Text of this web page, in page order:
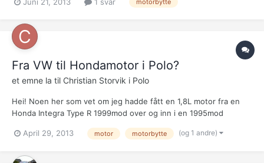
motorbytte
Fra VW til Hondamotor i Polo?
et emne la til Christian Storvik i Polo
Hei! Noen her som vet om jeg hadde fått en 1,8L motor fra en
Honda Integra Type R 1999mod over og inn i en 1995mod
April 29, 2013
motor motorbytte (og 1 andre)